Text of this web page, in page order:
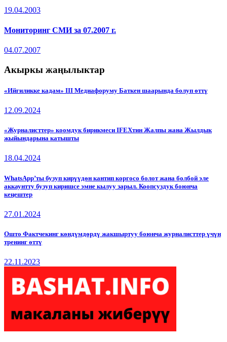
19.04.2003
Мониторинг СМИ за 07.2007 г.
04.07.2007
Акыркы жаңылыктар
«Ийгиликке кадам» III Медиафоруму Баткен шаарында болуп өттү
12.09.2024
«Журналисттер» коомдук бирикмеси IFEXтин Жалпы жана Жылдык
жыйындарына катышты
18.04.2024
WhatsApp’ты бузуп кирүүдөн кантип коргосо болот жана болбой эле
аккаунтту бузуп киришсе эмне кылуу зарыл. Коопсуздук боюнча
кеңештер
27.01.2024
Ошто Фактчекинг көндүмдөрдү жакшыртуу боюнча журналисттер үчүн
тренинг өттү
22.11.2023